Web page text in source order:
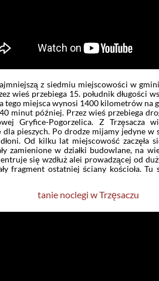
z siedmiu miejscowości w
wieś przebiega 15. południk długości
tego miejsca wynosi 1400 kilometrów na
minut później. Przez wieś przebiega
Gryfice-Pogorzelica. Z Trzęsacza
pieszych. Po drodze mijamy jedyne
Od kilku lat miejscowość zaczęła
zamienione w działki budowlane, na
się wzdłuż alei prowadzącej od
fragment ostatniej ściany kościoła.
tanie noclegi w Trzęsaczu